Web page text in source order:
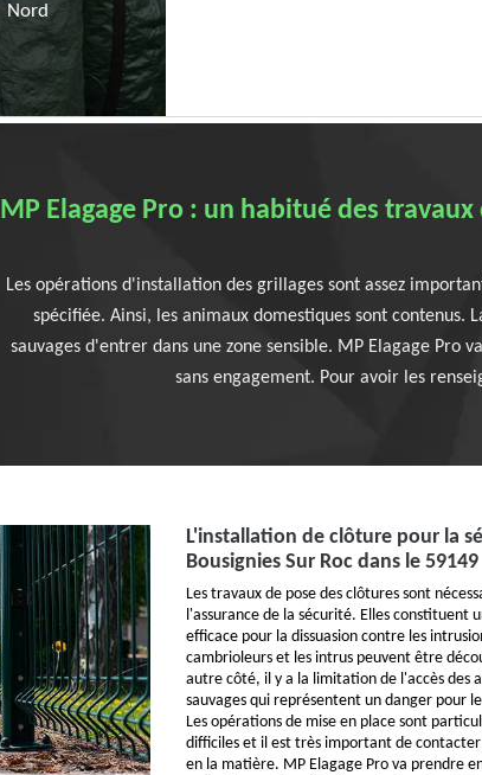
Nord
MP Elagage Pro : un habitué des
Les opérations d'installation des grillages sont assez
spécifiée. Ainsi, les animaux domestiques sont
sauvages d'entrer dans une zone sensible. MP Elagage
sans engagement. Pour avoir les
L'installation de clôture pour la
Bousignies Sur Roc dans le 59149
Les travaux de pose des clôtures sont
l'assurance de la sécurité. Elles constituent
efficace pour la dissuasion contre les
cambrioleurs et les intrus peuvent être
autre côté, il y a la limitation de l'accès des
sauvages qui représentent un danger pour
Les opérations de mise en place sont
difficiles et il est très important de contacter
en la matière. MP Elagage Pro va prendre